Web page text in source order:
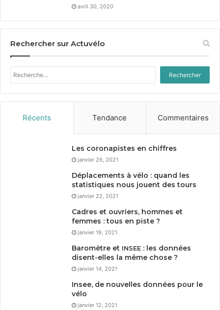
avril 30, 2020
Rechercher sur Actuvélo
Rechercher :
Récents Tendance Commentaires
Les coronapistes en chiffres
janvier 26, 2021
Déplacements à vélo : quand les
statistiques nous jouent des tours
janvier 22, 2021
Cadres et ouvriers, hommes et
femmes : tous en piste ?
janvier 19, 2021
Baromètre et INSEE : les données
disent-elles la même chose ?
janvier 14, 2021
Insee, de nouvelles données pour le
vélo
janvier 12, 2021